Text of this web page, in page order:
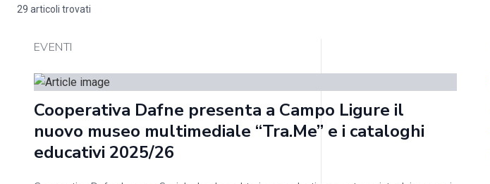
29 articoli trovati
EVENTI
Cooperativa Dafne presenta a Campo Ligure il
nuovo museo multimediale “Tra.Me” e i cataloghi
educativi 2025/26